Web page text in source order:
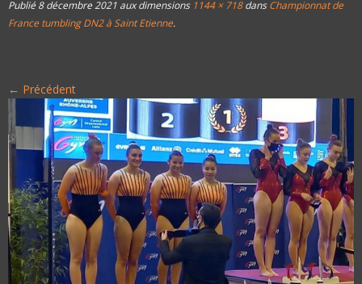
Publié 8 décembre 2021 aux dimensions1144 × 718dansChampionnat de
France tumbling DN2 à Saint Etienne.
← Précédent